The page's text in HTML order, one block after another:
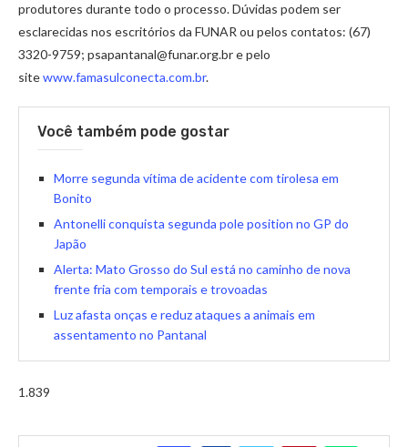
produtores durante todo o processo. Dúvidas podem ser
esclarecidas nos escritórios da FUNAR ou pelos contatos: (67)
3320-9759; psapantanal@funar.org.br e pelo
sitewww.famasulconecta.com.br.
Você também pode gostar
Morre segunda vítima de acidente com tirolesa em
Bonito
Antonelli conquista segunda pole position no GP do
Japão
Alerta: Mato Grosso do Sul está no caminho de nova
frente fria com temporais e trovoadas
Luz afasta onças e reduz ataques a animais em
assentamento no Pantanal
1.839